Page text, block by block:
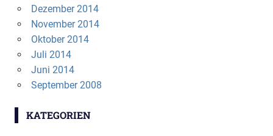
Dezember 2014
November 2014
Oktober 2014
Juli 2014
Juni 2014
September 2008
KATEGORIEN